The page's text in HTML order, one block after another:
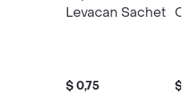
$ 0,75 $